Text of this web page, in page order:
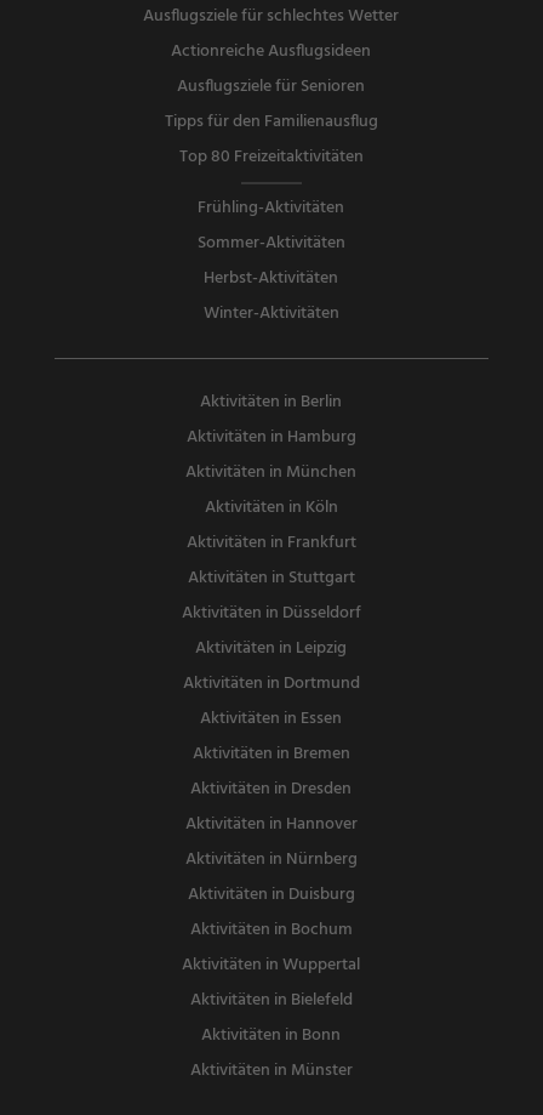
Ausflugsziele für schlechtes Wetter
Actionreiche Ausflugsideen
Ausflugsziele für Senioren
Tipps für den Familienausflug
Top 80 Freizeitaktivitäten
Frühling-Aktivitäten
Sommer-Aktivitäten
Herbst-Aktivitäten
Winter-Aktivitäten
Aktivitäten in Berlin
Aktivitäten in Hamburg
Aktivitäten in München
Aktivitäten in Köln
Aktivitäten in Frankfurt
Aktivitäten in Stuttgart
Aktivitäten in Düsseldorf
Aktivitäten in Leipzig
Aktivitäten in Dortmund
Aktivitäten in Essen
Aktivitäten in Bremen
Aktivitäten in Dresden
Aktivitäten in Hannover
Aktivitäten in Nürnberg
Aktivitäten in Duisburg
Aktivitäten in Bochum
Aktivitäten in Wuppertal
Aktivitäten in Bielefeld
Aktivitäten in Bonn
Aktivitäten in Münster